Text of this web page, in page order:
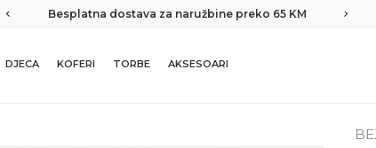
Besplatna dostava za naružbine preko 65 KM
DJECA KOFERI TORBE AKSESOARI